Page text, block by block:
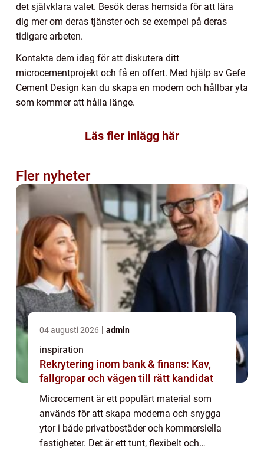
det självklara valet. Besök deras hemsida för att lära
dig mer om deras tjänster och se exempel på deras
tidigare arbeten.
Kontakta dem idag för att diskutera ditt
microcementprojekt och få en offert. Med hjälp av Gefe
Cement Design kan du skapa en modern och hållbar yta
som kommer att hålla länge.
Läs fler inlägg här
Fler nyheter
04 augusti 2026 admin
inspiration
Rekrytering inom bank & finans: Kav,
fallgropar och vägen till rätt kandidat
Microcement är ett populärt material som
används för att skapa moderna och snygga
ytor i både privatbostäder och kommersiella
fastigheter. Det är ett tunt, flexibelt och